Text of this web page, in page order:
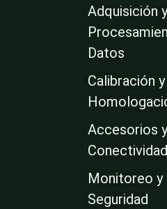
Adquisición y
Datos
Calibración y
Accesorios y
Conectividad
Monitoreo y
Seguridad